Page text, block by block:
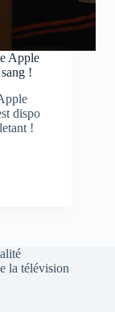
Apple
!
dispo
!
la télévision